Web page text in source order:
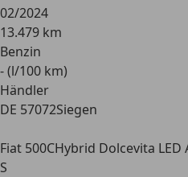
02/2024
13.479 km
Benzin
- (l/100 km)
Händler
DE 57072Siegen
Fiat 500CHybrid Dolcevita LED
S